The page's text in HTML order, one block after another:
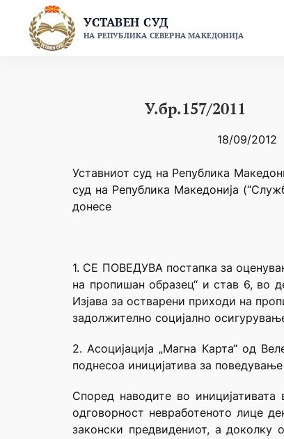
content
УСТАВЕН СУД
НА РЕПУБЛИКА СЕВЕРНА МАКЕДОНИЈА
У.бр.157/2011
18/09/2012
Уставниот суд на Република
суд на Република Македонија
донесе
1. СЕ ПОВЕДУВА постапка за
на пропишан образец“ и став 6, во
Изјава за остварени приходи на
задолжително социјално
2. Асоцијација „Магна Карта“ од
поднесоа иницијатива за
Според наводите во
одговорност невработеното лице
законски предвидениот, а доколку